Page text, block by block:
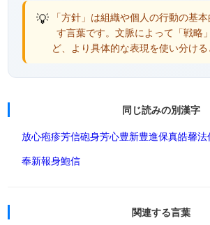
💡 「方針」は組織や個人の行動の基
す言葉です。文脈によって「戦略
ど、より具体的な表現を使い分ける
同じ読みの別漢字
放心疱疹芳信砲身芳心豊新豊進保真皓馨法
奉新報身鮑信
関連する言葉